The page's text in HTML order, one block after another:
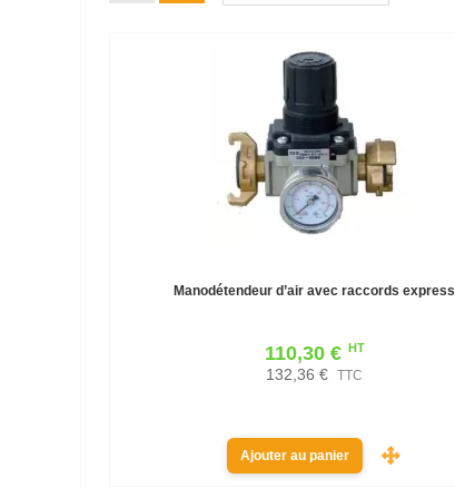
Manodétendeur d’air avec raccords express
110,30 € HT
132,36 € TTC
Ajouter au panier